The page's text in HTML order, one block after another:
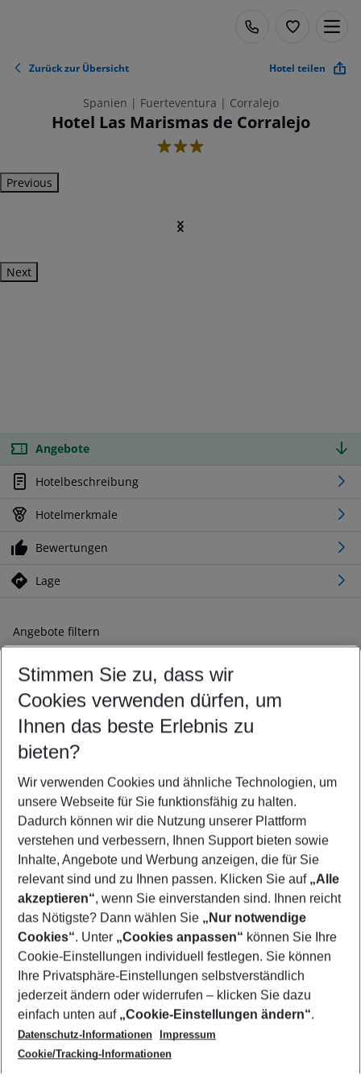
Zurück zur Übersicht Hotel teilen
Spanien | Fuerteventura | Corralejo
Hotel Las Marismas de Corralejo
3
Previous
Next
Angebote
Hotelbeschreibung
Hotelmerkmale
Bewertungen
Lage
Angebote filtern
Ändern Sie Ihre Kriterien nach Ihren Wünschen
Abflughafen wählen
Beliebiger Abflughafen
Reisezeitraum wählen
09.08.26– 07.08.27 5-8 Nächte
2 Erwachsene Keine Kinder
Mehr Filter anzeigen
Footer
Footer navigation
Über uns
AGB
Cookie-Einstellungen ändern
Cookie-Richtlinie
Datenschutz
Service & Hilfe
Barrierefreies Reisen
Check-in
Folgen Sie uns
Stimmen Sie zu, dass wir
Cookies verwenden dürfen, um
Ihnen das beste Erlebnis zu
bieten?
Wir verwenden Cookies und ähnliche Technologien, um
unsere Webseite für Sie funktionsfähig zu halten.
Dadurch können wir die Nutzung unserer Plattform
verstehen und verbessern, Ihnen Support bieten sowie
Inhalte, Angebote und Werbung anzeigen, die für Sie
relevant sind und zu Ihnen passen. Klicken Sie auf „Alle
akzeptieren“, wenn Sie einverstanden sind. Ihnen reicht
das Nötigste? Dann wählen Sie „Nur notwendige
Cookies“. Unter „Cookies anpassen“ können Sie Ihre
Cookie-Einstellungen individuell festlegen. Sie können
Ihre Privatsphäre-Einstellungen selbstverständlich
jederzeit ändern oder widerrufen – klicken Sie dazu
einfach unten auf „Cookie-Einstellungen ändern“.
Datenschutz-Informationen
Impressum
Cookie/Tracking-Informationen